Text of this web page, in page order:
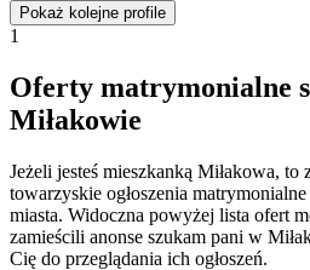
Pokaż kolejne profile
1
Oferty matrymonialne
Miłakowie
Jeżeli jesteś mieszkanką Miłakowa, to
towarzyskie ogłoszenia
miasta. Widoczna powyżej lista ofert
zamieścili anonse szukam pani w
Cię do przeglądania ich ogłoszeń.